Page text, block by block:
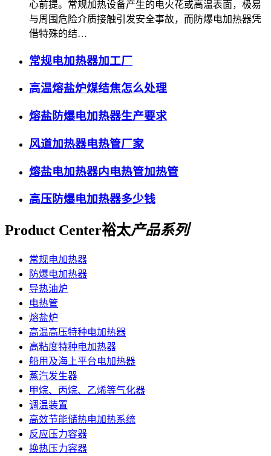
心前提。常规加热设备产生的电火花或高温表面，极易
与周围危险介质接触引发安全事故，而防爆电加热器凭
借特殊的结…
常规电加热器加工厂
高温熔盐炉煤结焦怎么处理
熔盐防爆电加热器生产要求
风道加热器电热管厂家
熔盐电加热器内电热管加热管
高压防爆电加热器多少钱
Product Center裕太产品系列
常规电加热器
防爆电加热器
导热油炉
电热管
熔盐炉
高温高压特种电加热器
高粘度特种电加热器
船用及海上平台电加热器
蒸汽发生器
甲烷、丙烷、乙烯等气化器
调温装置
高效节能储热电加热系统
反应压力容器
换热压力容器